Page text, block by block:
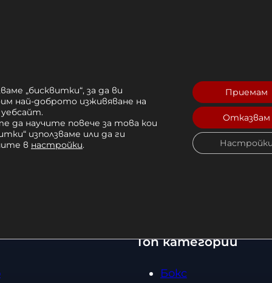
–
лв.
Купи
Топ категории
Бокс
„бисквитки“, за да ви
най-доброто изживяване на
да научите повече за това кои
използваме или да ги
в настройки.
Приемам
Отказвам